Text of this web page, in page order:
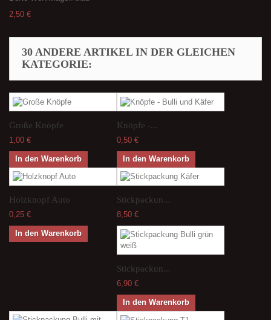
2,50 €
30 ANDERE ARTIKEL IN DER GLEICHEN
KATEGORIE:
Große Knöpfe
1,00 €
In den Warenkorb
Knöpfe -...
0,50 €
In den Warenkorb
Holzknopf Auto
0,25 €
In den Warenkorb
Stickpackun...
8,50 €
Stickpackun...
6,90 €
In den Warenkorb